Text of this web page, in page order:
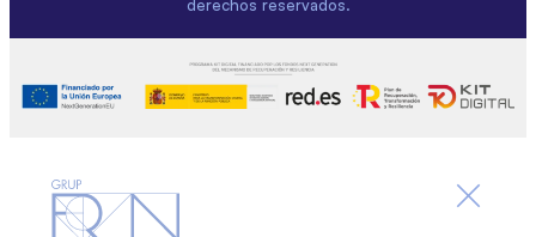
derechos reservados.